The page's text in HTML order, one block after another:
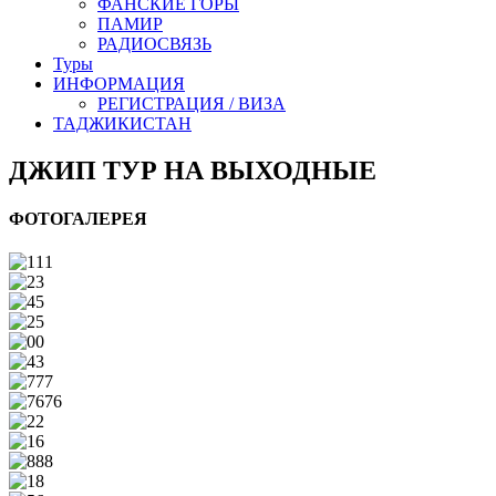
ПАМИР
РАДИОСВЯЗЬ
Туры
ИНФОРМАЦИЯ
РЕГИСТРАЦИЯ / ВИЗА
ТАДЖИКИСТАН
ДЖИП ТУР НА ВЫХОДНЫЕ
ФОТОГАЛЕРЕЯ